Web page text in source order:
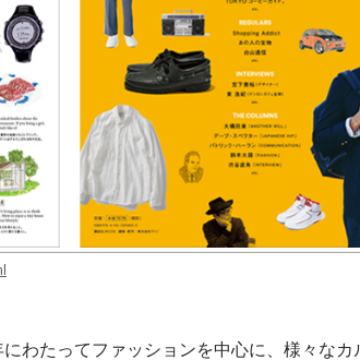
わたってファッションを中心に、様々なカ